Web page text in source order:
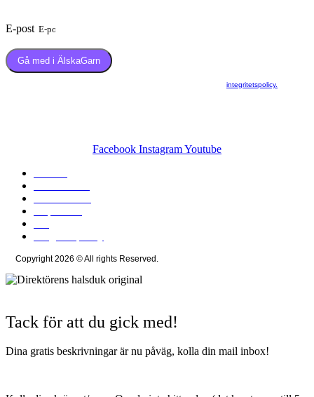
E-post
Gå med i ÄlskaGarn
integritetspolicy.
Facebook InstagramYoutube
Copyright 2026 © All rights Reserved.
Tack för att du gick med!
Dina gratis beskrivningar är nu påväg, kolla din mail inbox!